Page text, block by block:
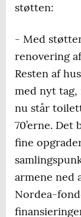
støtten:
- Med
renovering
Resten af
med nyt tag,
nu står
70’erne.
fine
armene ned
Nordea-